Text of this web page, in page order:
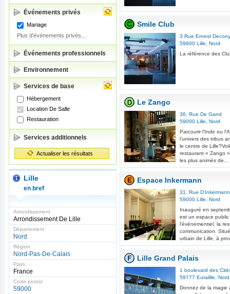
Événements privés
Mariage
Plus d'événements privés...
Événements professionnels
Environnement
Services de base
Hébergement
Location De Salle
Restauration
Services additionnels
Actualiser les résultats
Lille
en bref
Arrondissement
Arrondissement De Lille
Département
Nord
Région
Nord-Pas-De-Calais
Pays
France
Code postal
59000
Smile Club
3 Rue Ernest
59800 Lille
Nord
La référence des
Le Zango
36, Rue De Gand
59000 Lille
Nord
Parcourir l'Inde ou
l'univers des tribus
le centre de
restaurant « Zango
les plus animés de...
Espace Inkermann
31, Rue D'Inkermann
59000 Lille
Nord
Inauguré en
est un espace
l'événementiel, la
communication.
urbain de Lille, à
Lille Grand Palais
1 boulevard des
59777 Euralille
Nord
Donnez de la magie